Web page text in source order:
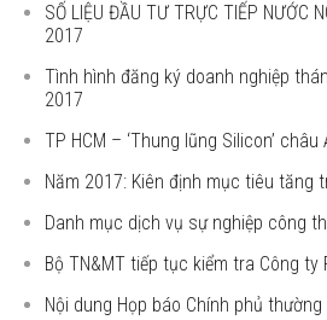
SỐ LIỆU ĐẦU TƯ TRỰC TIẾP NƯỚC
2017
Tình hình đăng ký doanh nghiệp
2017
TP HCM – ‘Thung lũng Silicon’
Năm 2017: Kiên định mục tiêu tăng
Danh mục dịch vụ sự nghiệp công
Bộ TN&MT tiếp tục kiểm tra Công ty
Nội dung Họp báo Chính phủ